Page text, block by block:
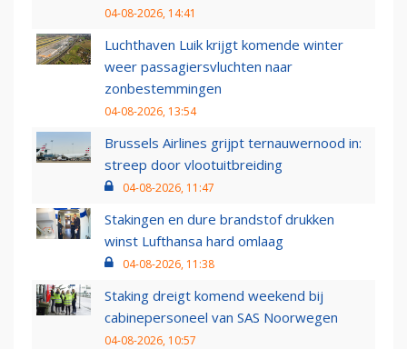
04-08-2026, 14:41
Luchthaven Luik krijgt komende winter
weer passagiersvluchten naar
zonbestemmingen
04-08-2026, 13:54
Brussels Airlines grijpt ternauwernood in:
streep door vlootuitbreiding
04-08-2026, 11:47
Stakingen en dure brandstof drukken
winst Lufthansa hard omlaag
04-08-2026, 11:38
Staking dreigt komend weekend bij
cabinepersoneel van SAS Noorwegen
04-08-2026, 10:57